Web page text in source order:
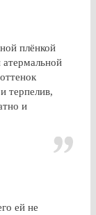
плёнкой
терпелив,
и
приятно
спасибо
ей не